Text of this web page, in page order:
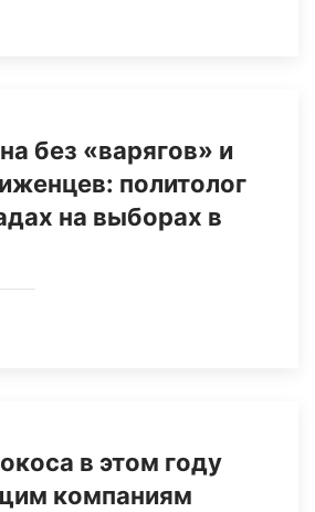
без «варягов» и
политолог
на выборах в
в этом году
компаниям